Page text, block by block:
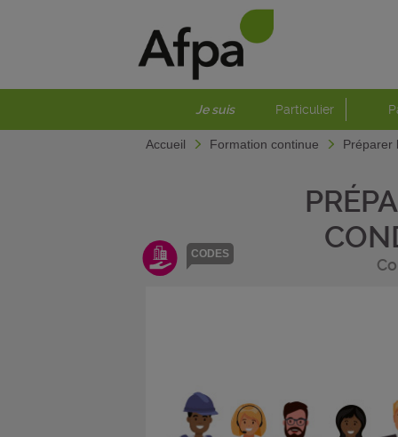
Je suis Particulier
Accueil Formation continue Préparer
CODES